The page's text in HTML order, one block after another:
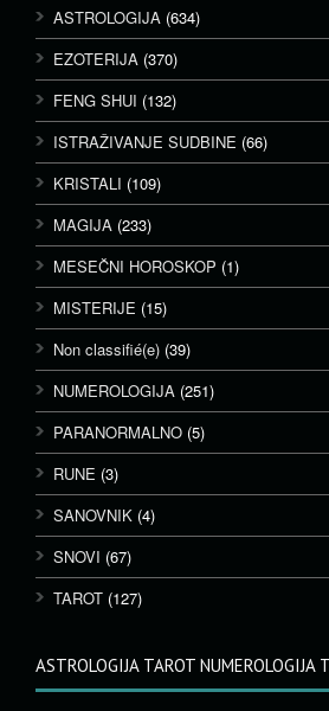
ASTROLOGIJA (634)
EZOTERIJA (370)
FENG SHUI (132)
ISTRAŽIVANJE SUDBINE (66)
KRISTALI (109)
MAGIJA (233)
MESEČNI HOROSKOP (1)
MISTERIJE (15)
Non classifié(e) (39)
NUMEROLOGIJA (251)
PARANORMALNO (5)
RUNE (3)
SANOVNIK (4)
SNOVI (67)
TAROT (127)
ASTROLOGIJA TAROT NUMEROLOGIJA